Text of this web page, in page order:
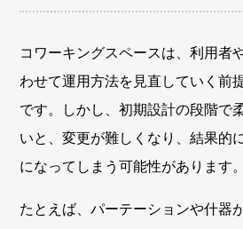
コワーキングスペースは、利用者
わせて運用方法を見直していく前
です。しかし、初期設計の段階で
いと、変更が難しくなり、結果的
になってしまう可能性があります。
たとえば、パーテーションや什器